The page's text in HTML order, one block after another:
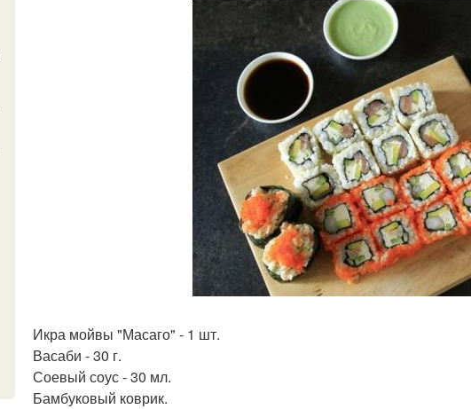
Икра мойвы "Масаго" - 1 шт.
Васаби - 30 г.
Соевый соус - 30 мл.
Бамбуковый коврик.